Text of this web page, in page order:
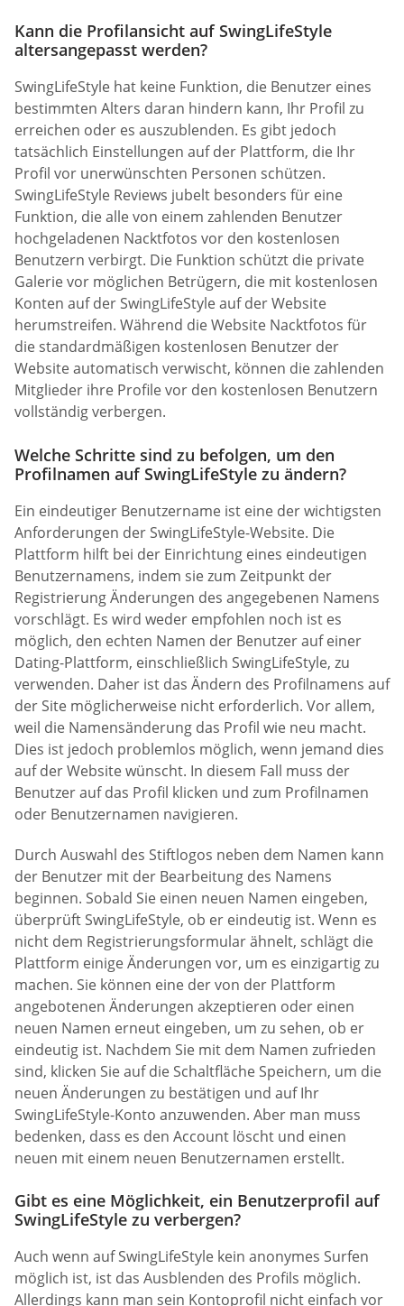
Kann die Profilansicht auf SwingLifeStyle
altersangepasst werden?
SwingLifeStyle hat keine Funktion, die Benutzer eines
bestimmten Alters daran hindern kann, Ihr Profil zu
erreichen oder es auszublenden. Es gibt jedoch
tatsächlich Einstellungen auf der Plattform, die Ihr
Profil vor unerwünschten Personen schützen.
SwingLifeStyle Reviews jubelt besonders für eine
Funktion, die alle von einem zahlenden Benutzer
hochgeladenen Nacktfotos vor den kostenlosen
Benutzern verbirgt. Die Funktion schützt die private
Galerie vor möglichen Betrügern, die mit kostenlosen
Konten auf der SwingLifeStyle auf der Website
herumstreifen. Während die Website Nacktfotos für
die standardmäßigen kostenlosen Benutzer der
Website automatisch verwischt, können die zahlenden
Mitglieder ihre Profile vor den kostenlosen Benutzern
vollständig verbergen.
Welche Schritte sind zu befolgen, um den
Profilnamen auf SwingLifeStyle zu ändern?
Ein eindeutiger Benutzername ist eine der wichtigsten
Anforderungen der SwingLifeStyle-Website. Die
Plattform hilft bei der Einrichtung eines eindeutigen
Benutzernamens, indem sie zum Zeitpunkt der
Registrierung Änderungen des angegebenen Namens
vorschlägt. Es wird weder empfohlen noch ist es
möglich, den echten Namen der Benutzer auf einer
Dating-Plattform, einschließlich SwingLifeStyle, zu
verwenden. Daher ist das Ändern des Profilnamens auf
der Site möglicherweise nicht erforderlich. Vor allem,
weil die Namensänderung das Profil wie neu macht.
Dies ist jedoch problemlos möglich, wenn jemand dies
auf der Website wünscht. In diesem Fall muss der
Benutzer auf das Profil klicken und zum Profilnamen
oder Benutzernamen navigieren.
Durch Auswahl des Stiftlogos neben dem Namen kann
der Benutzer mit der Bearbeitung des Namens
beginnen. Sobald Sie einen neuen Namen eingeben,
überprüft SwingLifeStyle, ob er eindeutig ist. Wenn es
nicht dem Registrierungsformular ähnelt, schlägt die
Plattform einige Änderungen vor, um es einzigartig zu
machen. Sie können eine der von der Plattform
angebotenen Änderungen akzeptieren oder einen
neuen Namen erneut eingeben, um zu sehen, ob er
eindeutig ist. Nachdem Sie mit dem Namen zufrieden
sind, klicken Sie auf die Schaltfläche Speichern, um die
neuen Änderungen zu bestätigen und auf Ihr
SwingLifeStyle-Konto anzuwenden. Aber man muss
bedenken, dass es den Account löscht und einen
neuen mit einem neuen Benutzernamen erstellt.
Gibt es eine Möglichkeit, ein Benutzerprofil auf
SwingLifeStyle zu verbergen?
Auch wenn auf SwingLifeStyle kein anonymes Surfen
möglich ist, ist das Ausblenden des Profils möglich.
Allerdings kann man sein Kontoprofil nicht einfach vor